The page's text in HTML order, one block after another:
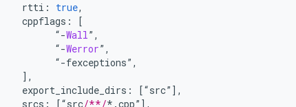
rtti : true,
cppflags :
[
“-Wall”,
“-Werror”,
“-fexceptions”,
],
export_include_dirs : [“src”],
srcs : [“src/**/*.cpp”],